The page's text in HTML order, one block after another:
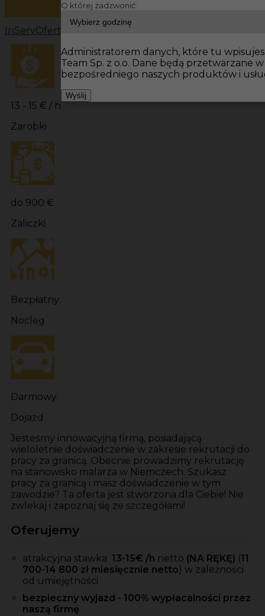
InServOferty pracy Prace wykończeniowe Niemcy
13 - 15 € / h
Zarobki
do 900 €
Zaliczki
Bezpłatny
Nocleg
Darmowy
Dojazd
Jesteśmy innowacyjną firmą, posiadającą
wieloletnie doświadczenie w zakresie rekrutacji do
pracy za granicą. Obecnie prowadzimy rekrutację
na stanowisko malarza w Niemczech. Szukasz
pracy za granicą i masz doświadczenie w tym
zawodzie? Ta oferta jest stworzona dla Ciebie! Nie
zwlekaj i zapoznaj się ze szczegółami!
Oferujemy
atrakcyjna stawka 13-15€ /h netto (NA RĘKĘ) (11
700-14 800 zł miesięcznie netto) w zależności
od umiejętności
bezpieczny wyjazd - 100% wypłacalności przez
naszą firmę
O której zadzwonić:
Administratorem danych, które tu
Team Sp. z o.o. Dane będą przetwarzane
bezpośredniego naszych produktów i
Wyślij